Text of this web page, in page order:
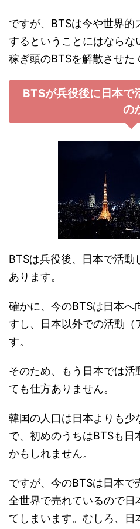
ですが、BTSは今や世界的
するということにはならな
稼ぎ頭のBTSを解散させた
BTSが兵役後に日本で
の
BTSは兵役後、日本で活動
あります。
確かに、今のBTSは日本へ
すし、日本以外での活動
す。
そのため、もう日本では活
ても仕方ありません。
韓国の人口は日本よりも
で、初めのうちはBTSも日
かもしれません。
ですが、今のBTSは日本で
全世界で売れているので
てしまいます。むしろ、